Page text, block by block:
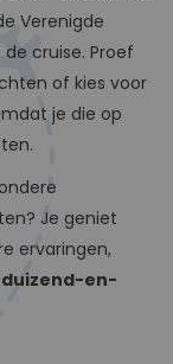
Verenigde
cruise. Proef
of kies voor
je die op
Je geniet
ervaringen,
en-